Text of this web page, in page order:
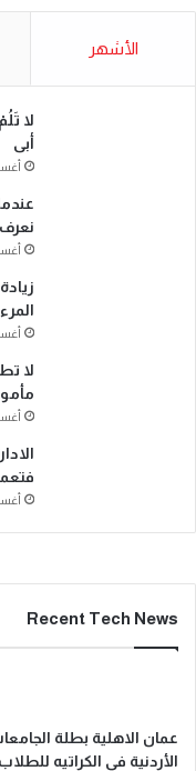
الأشهر
لا
أبى
لا
Recent Tech News
عمان الاهلية بطلة
الأردنية في الكراتيه للطلاب